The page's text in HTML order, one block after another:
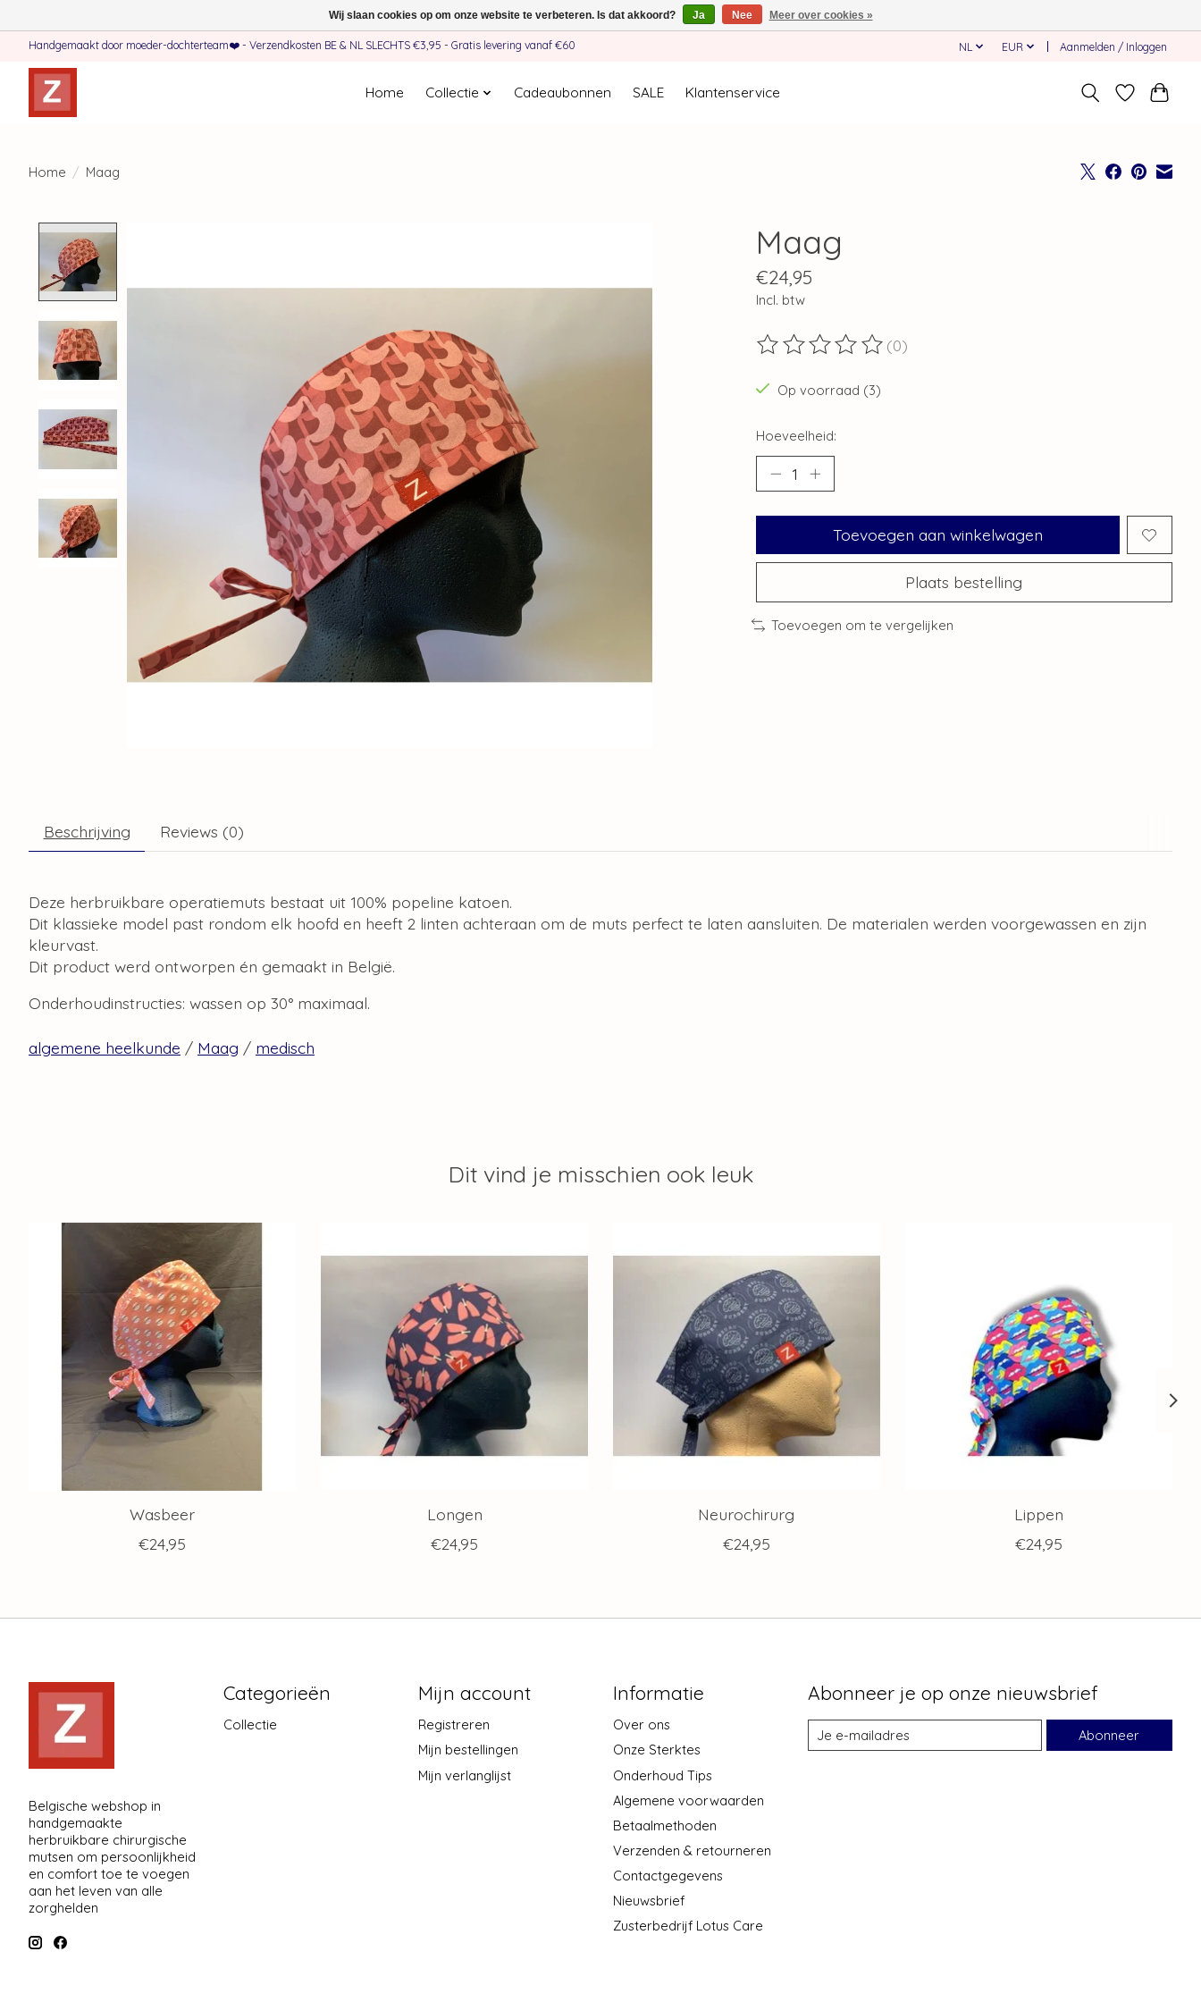
Handgemaakt door moeder-dochterteam❤️ - Verzendkosten BE & NL SLECHTS €3,95 - Gratis levering vanaf €60 NL EUR Aanmelden / Inloggen
Home Collectie Cadeaubonnen SALE Klantenservice
Home / Maag
Maag
€24,95
Incl. btw
De beoordeling van dit product is
(0)
Op voorraad (3)
Hoeveelheid:
Toevoegen aan winkelwagen
Plaats bestelling
Toevoegen om te vergelijken
Beschrijving Reviews (0)
Deze herbruikbare operatiemuts bestaat uit 100% popeline katoen.
Dit klassieke model past rondom elk hoofd en heeft 2 linten achteraan om de muts perfect te laten aansluiten. De materialen werden voorgewassen en zijn
kleurvast.
Dit product werd ontworpen én gemaakt in België.
Onderhoudinstructies: wassen op 30° maximaal.
algemene heelkunde / Maag / medisch
Dit vind je misschien ook leuk
Items van productcarrousel
Wasbeer
€24,95
Longen
€24,95
Neurochirurg
€24,95
Lippen
€24,95
Belgische webshop in
handgemaakte
herbruikbare chirurgische
mutsen om persoonlijkheid
en comfort toe te voegen
aan het leven van alle
zorghelden
Categorieën
Collectie
Mijn account
Registreren
Mijn bestellingen
Mijn verlanglijst
Informatie
Over ons
Onze Sterktes
Onderhoud Tips
Algemene voorwaarden
Betaalmethoden
Verzenden & retourneren
Contactgegevens
Nieuwsbrief
Zusterbedrijf Lotus Care
Abonneer je op onze nieuwsbrief
Abonneer
Wij slaan cookies op om onze website te verbeteren. Is dat akkoord? Ja Nee Meer over cookies »